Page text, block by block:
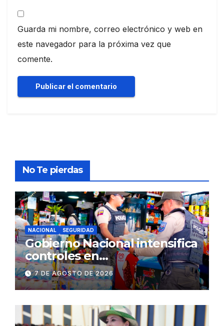
Guarda mi nombre, correo electrónico y web en
este navegador para la próxima vez que
comente.
No Te pierdas
NACIONAL SEGURIDAD
Gobierno Nacional intensifica
controles en
establecimientos y espacios
públicos de Pichincha: 684
operativos en zonas
comerciales y de
concurrencia
7 DE AGOSTO DE 2026